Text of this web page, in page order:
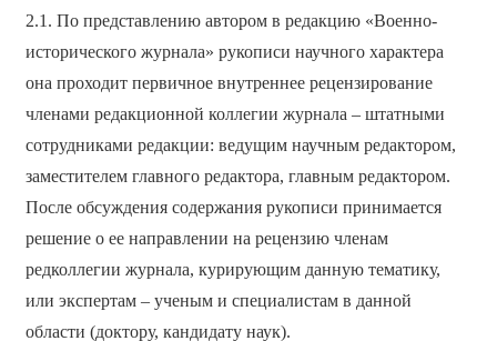
2.1. По представлению автором в редакцию «Военно-
исторического журнала» рукописи научного характера
она проходит первичное внутреннее рецензирование
членами редакционной коллегии журнала – штатными
сотрудниками редакции: ведущим научным редактором,
заместителем главного редактора, главным редактором.
После обсуждения содержания рукописи принимается
решение о ее направлении на рецензию членам
редколлегии журнала, курирующим данную тематику,
или экспертам – ученым и специалистам в данной
области (доктору, кандидату наук).